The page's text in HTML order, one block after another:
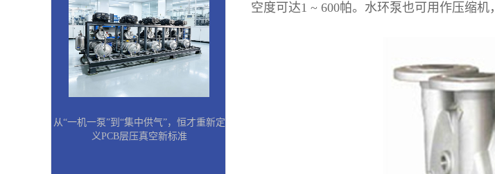
从“一机一泵”到“集中供气”，恒才重新定
义PCB层压真空新标准
空度可达1 ~ 600帕。水环泵也可用作压缩